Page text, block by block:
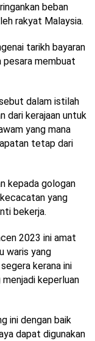
beban
rakyat Malaysia.
tarikh bayaran
pesara membuat
dalam istilah
dari kerajaan untuk
yang mana
tetap dari
kepada gologan
yang
bekerja.
2023 ini amat
waris yang
kerana ini
keperluan
ini dengan baik
dapat digunakan